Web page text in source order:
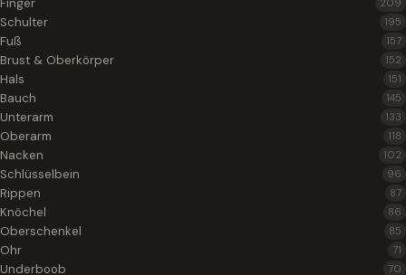
Schulter 195
Fuß 157
Brust & Oberkörper 152
Hals 151
Bauch 145
Unterarm 133
Oberarm 118
Nacken 102
Schlüsselbein 96
Rippen 87
Knöchel 86
Oberschenkel 85
Ohr 71
Underboob 70